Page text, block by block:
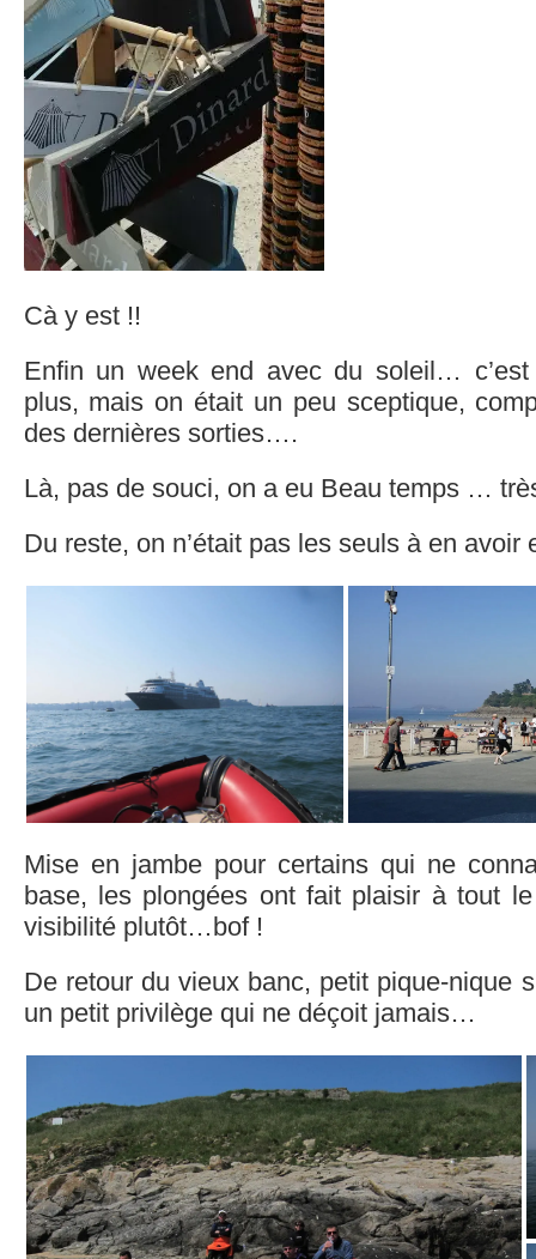
Cà y est !!
Enfin un week end avec du soleil… c’est
plus, mais on était un peu sceptique,
des dernières sorties….
Là, pas de souci, on a eu Beau temps …
Du reste, on n’était pas les seuls à en
Mise en jambe pour certains qui ne
base, les plongées ont fait plaisir à tout
visibilité plutôt…bof !
De retour du vieux banc, petit pique-nique
un petit privilège qui ne déçoit jamais…